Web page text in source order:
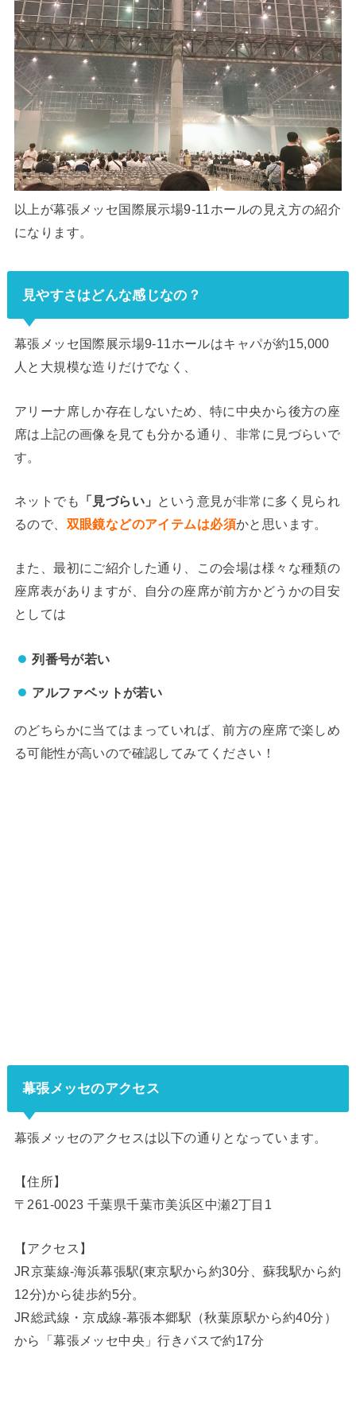
以上が幕張メッセ国際展示場9-11ホールの見え方の紹介
になります。
見やすさはどんな感じなの？
幕張メッセ国際展示場9-11ホールはキャパが約15,000
人と大規模な造りだけでなく、
アリーナ席しか存在しないため、特に中央から後方の座
席は上記の画像を見ても分かる通り、非常に見づらいで
す。
ネットでも 「見づらい」 という意見が非常に多く見られ
るので、 双眼鏡などのアイテムは必須かと思います。
また、最初にご紹介した通り、この会場は様々な種類の
座席表がありますが、自分の座席が前方かどうかの目安
としては
列番号が若い
アルファベットが若い
のどちらかに当てはまっていれば、前方の座席で楽しめ
る可能性が高いので確認してみてください！
幕張メッセのアクセス
幕張メッセのアクセスは以下の通りとなっています。
【住所】
〒261-0023 千葉県千葉市美浜区中瀬2丁目1
【アクセス】
JR京葉線-海浜幕張駅(東京駅から約30分、蘇我駅から約
12分)から徒歩約5分。
JR総武線・京成線-幕張本郷駅（秋葉原駅から約40分）
から「幕張メッセ中央」行きバスで約17分